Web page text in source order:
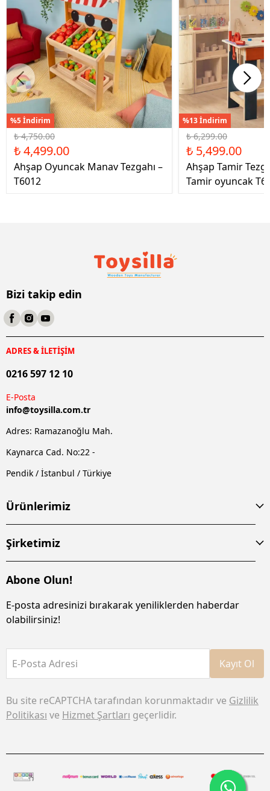
%5 İndirim
₺ 4,750.00
₺ 4,499.00
Ahşap Oyuncak Manav Tezgahı –
T6012
%13 İndirim
₺ 6,299.00
₺ 5,499.00
Ahşap Tamir
Tamir oyuncak
Bizi takip edin
ADRES & İLETİŞİM
0216 597 12 10
E-Posta
info@toysilla.com.tr
Adres: Ramazanoğlu Mah.
Kaynarca Cad. No:22 -
Pendik / İstanbul / Türkiye
Ürünlerimiz
Şirketimiz
Abone Olun!
E-posta adresinizi bırakarak yeniliklerden haberdar
olabilirsiniz!
E-Posta Adresi Kayıt Ol
Bu site reCAPTCHA tarafından korunmaktadır ve Gizlilik
Politikası ve Hizmet Şartları geçerlidir.